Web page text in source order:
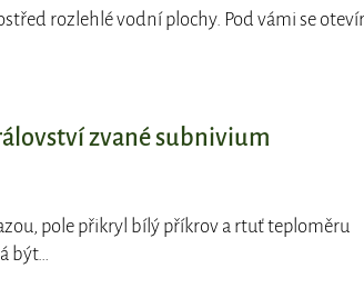
rozlehlé vodní plochy. Pod vámi se
zvané subnivium
pole přikryl bílý příkrov a rtuť teploměru
být…